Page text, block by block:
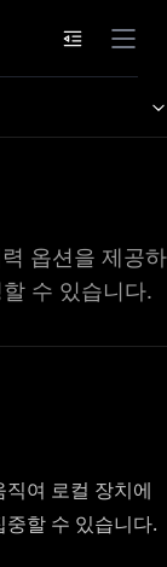
문서 목차
옵션을 제공하
수 있습니다.
여 로컬 장치에
할 수 있습니다.